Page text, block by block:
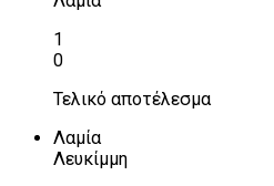
1
0
Τελικό αποτέλεσμα
Λαμία
Λευκίμμη